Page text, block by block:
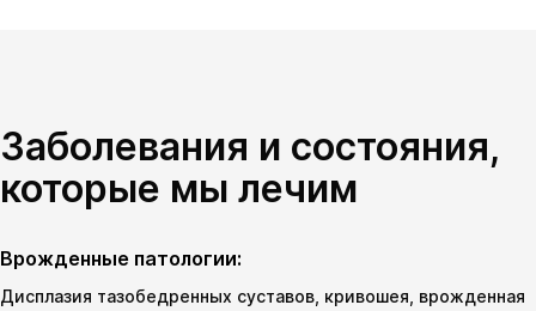
Заболевания и состояния,
которые мы лечим
Врожденные патологии:
Дисплазия тазобедренных суставов, кривошея, врожденная